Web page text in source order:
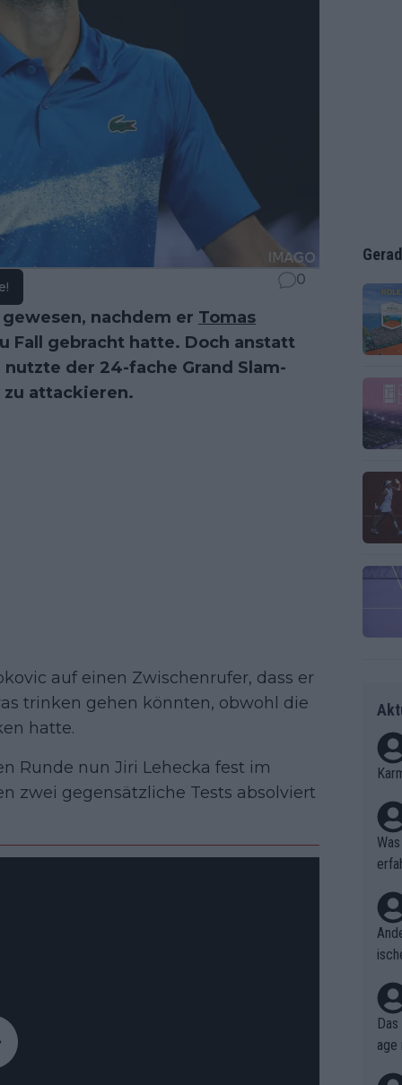
0
nachdem er Tomas
Fall gebracht hatte. Doch anstatt
der 24-fache Grand Slam-
attackieren.
auf einen Zwischenrufer, dass er
trinken gehen könnten, obwohl die
hatte.
Runde nun Jiri Lehecka fest im
zwei gegensätzliche Tests absolviert
age